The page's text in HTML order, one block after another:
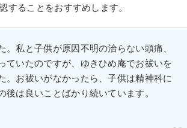
することをおすすめします。
私と子供が原因不明の治らない頭痛、
ていたのですが、ゆきひめ庵でお祓いを
。お祓いがなかったら、子供は精神科に
は良いことばかり続いています。